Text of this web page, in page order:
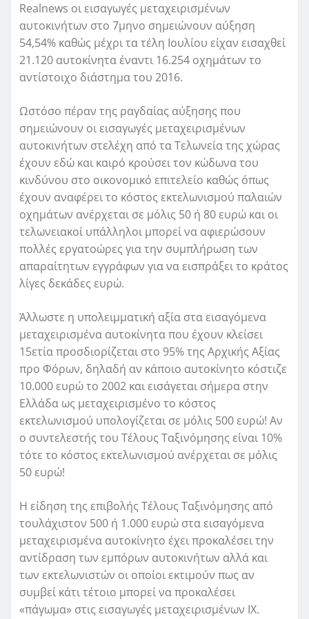
Realnews οι εισαγωγές μεταχειρισμένων
αυτοκινήτων στο 7μηνο σημειώνουν αύξηση
54,54% καθώς μέχρι τα τέλη Ιουλίου είχαν εισαχθεί
21.120 αυτοκίνητα έναντι 16.254 οχημάτων το
αντίστοιχο διάστημα του 2016.
Ωστόσο πέραν της ραγδαίας αύξησης που
σημειώνουν οι εισαγωγές μεταχειρισμένων
αυτοκινήτων στελέχη από τα Τελωνεία της χώρας
έχουν εδώ και καιρό κρούσει τον κώδωνα του
κινδύνου στο οικονομικό επιτελείο καθώς όπως
έχουν αναφέρει το κόστος εκτελωνισμού παλαιών
οχημάτων ανέρχεται σε μόλις 50 ή 80 ευρώ και οι
τελωνειακοί υπάλληλοι μπορεί να αφιερώσουν
πολλές εργατοώρες για την συμπλήρωση των
απαραίτητων εγγράφων για να εισπράξει το κράτος
λίγες δεκάδες ευρώ.
Άλλωστε η υπολειμματική αξία στα εισαγόμενα
μεταχειρισμένα αυτοκίνητα που έχουν κλείσει
15ετία προσδιορίζεται στο 95% της Αρχικής Αξίας
προ Φόρων, δηλαδή αν κάποιο αυτοκίνητο κόστιζε
10.000 ευρώ το 2002 και εισάγεται σήμερα στην
Ελλάδα ως μεταχειρισμένο το κόστος
εκτελωνισμού υπολογίζεται σε μόλις 500 ευρώ! Αν
ο συντελεστής του Τέλους Ταξινόμησης είναι 10%
τότε το κόστος εκτελωνισμού ανέρχεται σε μόλις
50 ευρώ!
Η είδηση της επιβολής Τέλους Ταξινόμησης από
τουλάχιστον 500 ή 1.000 ευρώ στα εισαγόμενα
μεταχειρισμένα αυτοκίνητο έχει προκαλέσει την
αντίδραση των εμπόρων αυτοκινήτων αλλά και
των εκτελωνιστών οι οποίοι εκτιμούν πως αν
συμβεί κάτι τέτοιο μπορεί να προκαλέσει
«πάγωμα» στις εισαγωγές μεταχειρισμένων ΙΧ.